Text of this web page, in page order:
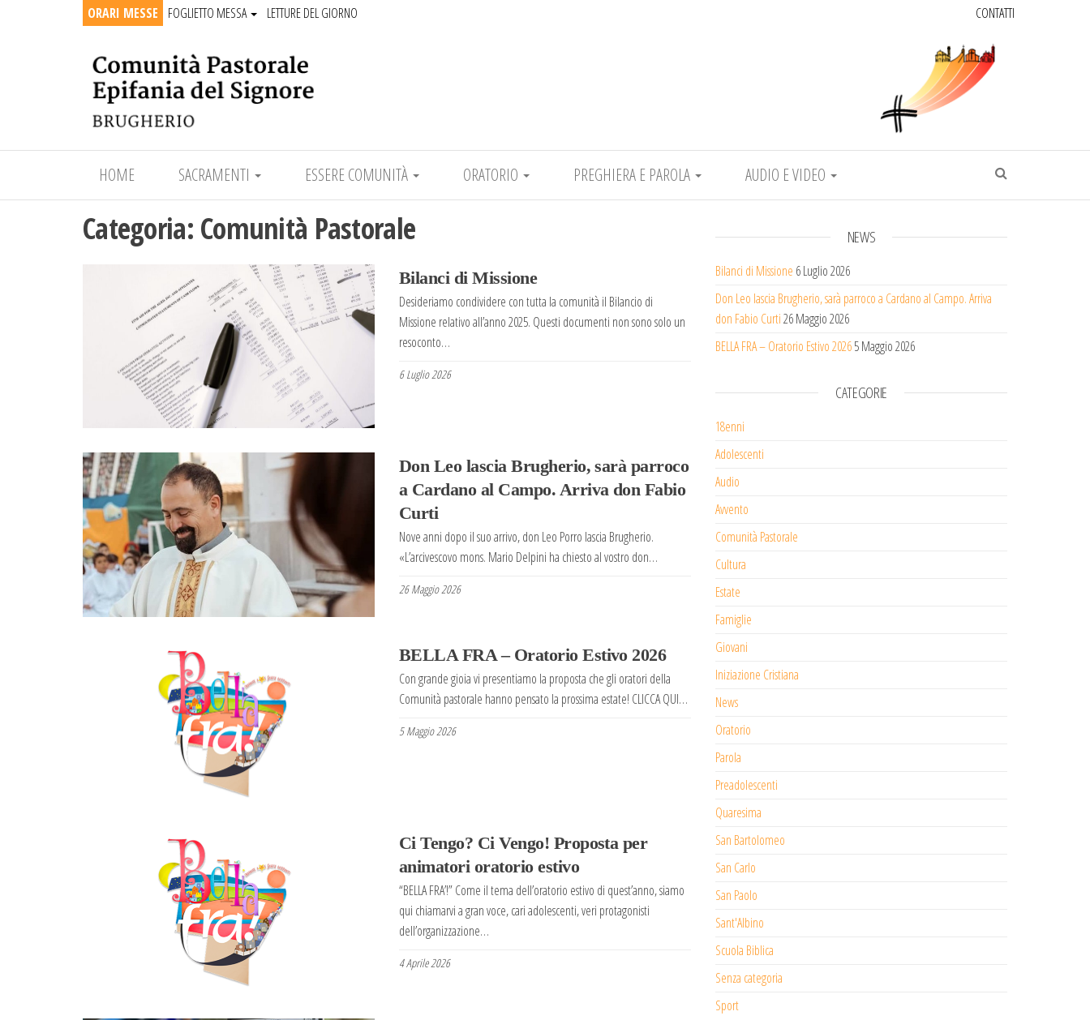
ORARI MESSE FOGLIETTO MESSA LETTURE DEL GIORNO CONTATTI
Epifania del Signore Comunità Pastorale Epifania del Signore
HOME SACRAMENTI ESSERE COMUNITÀ ORATORIO PREGHIERA E PAROLA AUDIO E VIDEO
Categoria: Comunità Pastorale
Bilanci di Missione
Desideriamo condividere con tutta la comunità il Bilancio di
Missione relativo all’anno 2025. Questi documenti non sono solo un
resoconto…
6 Luglio 2026
Don Leo lascia Brugherio, sarà parroco
a Cardano al Campo. Arriva don Fabio
Curti
Nove anni dopo il suo arrivo, don Leo Porro lascia Brugherio.
«L’arcivescovo mons. Mario Delpini ha chiesto al vostro don…
26 Maggio 2026
BELLA FRA – Oratorio Estivo 2026
Con grande gioia vi presentiamo la proposta che gli oratori della
Comunità pastorale hanno pensato la prossima estate! CLICCA QUI…
5 Maggio 2026
Ci Tengo? Ci Vengo! Proposta per
animatori oratorio estivo
“BELLA FRA’!” Come il tema dell’oratorio estivo di quest’anno, siamo
qui chiamarvi a gran voce, cari adolescenti, veri protagonisti
dell’organizzazione…
4 Aprile 2026
NEWS
Bilanci di Missione 6 Luglio 2026
Don Leo lascia Brugherio, sarà parroco a Cardano al Campo. Arriva
don Fabio Curti26 Maggio 2026
BELLA FRA – Oratorio Estivo 20265 Maggio 2026
CATEGORIE
18enni
Adolescenti
Audio
Avvento
Comunità Pastorale
Cultura
Estate
Famiglie
Giovani
Iniziazione Cristiana
News
Oratorio
Parola
Preadolescenti
Quaresima
San Bartolomeo
San Carlo
San Paolo
Sant'Albino
Scuola Biblica
Senza categoria
Sport